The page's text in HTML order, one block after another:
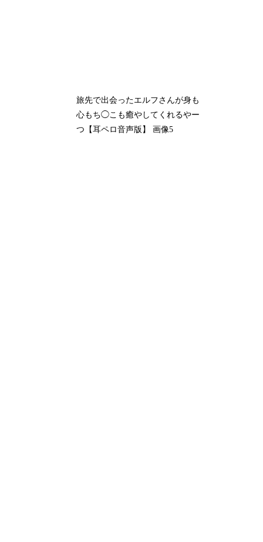
旅先で出会ったエルフさんが身も
心もち◯こも癒やしてくれるやー
つ【耳ペロ音声版】 画像5